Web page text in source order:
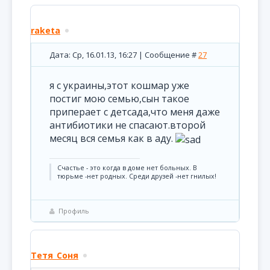
raketa
Дата: Ср, 16.01.13, 16:27 | Сообщение #27
я с украины,этот кошмар уже
постиг мою семью,сын такое
приперает с детсада,что меня даже
антибиотики не спасают.второй
месяц вся семья как в аду.
Счастье - это когда в доме нет больных. В
тюрьме -нет родных. Среди друзей -нет гнилых!
Профиль
Тетя_Соня